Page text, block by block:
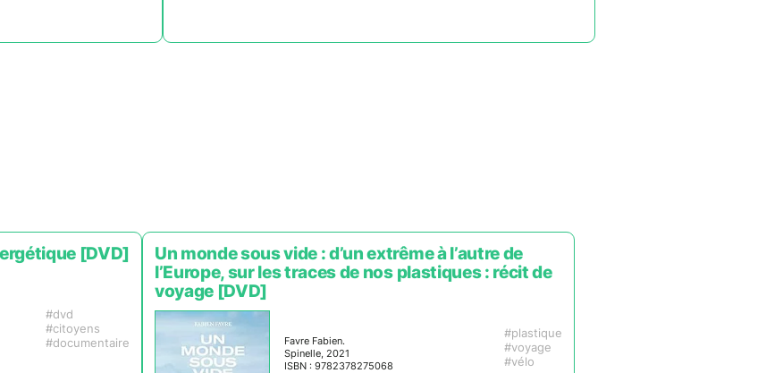
[DVD]
dvd
citoyens
documentaire
Un monde sous vide : d’un extrême à l’autre de
l’Europe, sur les traces de nos plastiques : récit de
voyage [DVD]
Favre Fabien.
Spinelle, 2021
ISBN : 9782378275068
plastique
voyage
vélo